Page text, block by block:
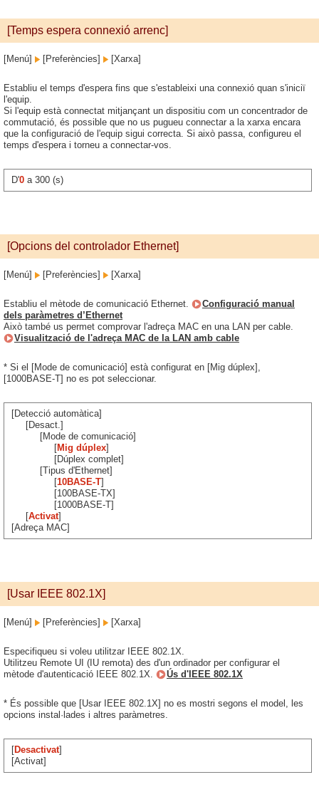
[Temps espera connexió arrenc]
[Menú] [Preferències] [Xarxa]
Establiu el temps d'espera fins que s'estableixi una connexió quan s'iniciï
l'equip.
Si l'equip està connectat mitjançant un dispositiu com un concentrador de
commutació, és possible que no us pugueu connectar a la xarxa encara
que la configuració de l'equip sigui correcta. Si això passa, configureu el
temps d'espera i torneu a connectar-vos.
D'0 a 300 (s)
[Opcions del controlador Ethernet]
[Menú] [Preferències] [Xarxa]
Establiu el mètode de comunicació Ethernet.
Configuració manual
dels paràmetres d’Ethernet
Això també us permet comprovar l'adreça MAC en una LAN per cable.
Visualització de l'adreça MAC de la LAN amb cable
* Si el [Mode de comunicació] està configurat en [Mig dúplex],
[1000BASE-T] no es pot seleccionar.
[Detecció automàtica]
[Desact.]
[Mode de comunicació]
[Mig dúplex]
[Dúplex complet]
[Tipus d'Ethernet]
[10BASE-T]
[100BASE-TX]
[1000BASE-T]
[Activat]
[Adreça MAC]
[Usar IEEE 802.1X]
[Menú] [Preferències] [Xarxa]
Especifiqueu si voleu utilitzar IEEE 802.1X.
Utilitzeu Remote UI (IU remota) des d'un ordinador per configurar el
mètode d'autenticació IEEE 802.1X.
Ús d'IEEE 802.1X
* És possible que [Usar IEEE 802.1X] no es mostri segons el model, les
opcions instal·lades i altres paràmetres.
[Desactivat]
[Activat]